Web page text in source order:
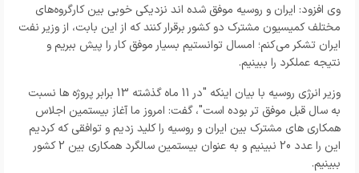
وی افزود: ایران و روسیه موفق شده اند نزدیکی خوبی بین کارگروه‌های
مختلف کمیسیون مشترک دو کشور برقرار کنند که از این بابت، از وزیر نفت
ایران تشکر می‌کنم؛ امسال توانستیم بسیار موفق کار را پیش ببریم و
نتیجه عملکرد را ببینیم.
وزیر انرژی روسیه با بیان اینکه "در 11 ماه گذشته 13 برابر پروژه ها نسبت
به سال قبل موفق تر بوده است"، گفت: امروز ما آغاز بیستمین اجلاس
همکاری های مشترک بین ایران و روسیه را کلید زدیم و توافقی که کردیم
این را عدد 20 نبینیم و به عنوان بیستمین سالگرد همکاری بین 2 کشور
ببینیم.